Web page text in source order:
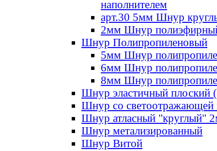
наполнителем
арт.30 5мм Шнур
2мм Шнур
Шнур Полипропиленовый
5мм Шнур
6мм Шнур
8мм Шнур
Шнур эластичный плоский
Шнур со светоотражающей
Шнур атласный "круглый"
Шнур метализированный
Шнур Витой